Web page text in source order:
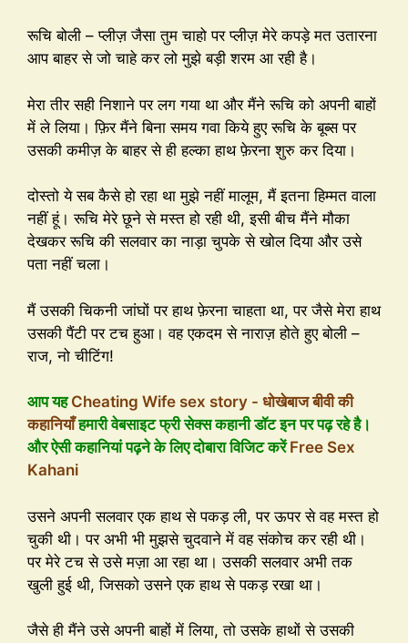
रूचि बोली – प्लीज़ जैसा तुम चाहो पर प्लीज़ मेरे कपड़े मत उतारना
आप बाहर से जो चाहे कर लो मुझे बड़ी शरम आ रही है।
मेरा तीर सही निशाने पर लग गया था और मैंने रूचि को अपनी बाहों
में ले लिया। फ़िर मैंने बिना समय गवा किये हुए रूचि के बूब्स पर
उसकी कमीज़ के बाहर से ही हल्का हाथ फ़ेरना शुरु कर दिया।
दोस्तो ये सब कैसे हो रहा था मुझे नहीं मालूम, मैं इतना हिम्मत वाला
नहीं हूं। रूचि मेरे छूने से मस्त हो रही थी, इसी बीच मैंने मौका
देखकर रूचि की सलवार का नाड़ा चुपके से खोल दिया और उसे
पता नहीं चला।
मैं उसकी चिकनी जांघों पर हाथ फ़ेरना चाहता था, पर जैसे मेरा हाथ
उसकी पैंटी पर टच हुआ। वह एकदम से नाराज़ होते हुए बोली –
राज, नो चीटिंग!
आप यहCheating Wife sex story - धोखेबाज बीवी की
कहानियाँहमारी वेबसाइट फ्री सेक्स कहानी डॉट इन पर पढ़ रहे है।
और ऐसी कहानियां पढ़ने के लिए दोबारा विजिट करेंFree Sex
Kahani
उसने अपनी सलवार एक हाथ से पकड़ ली, पर ऊपर से वह मस्त हो
चुकी थी। पर अभी भी मुझसे चुदवाने में वह संकोच कर रही थी।
पर मेरे टच से उसे मज़ा आ रहा था। उसकी सलवार अभी तक
खुली हुई थी, जिसको उसने एक हाथ से पकड़ रखा था।
जैसे ही मैंने उसे अपनी बाहों में लिया, तो उसके हाथों से उसकी